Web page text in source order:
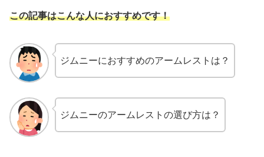
この記事はこんな人におすすめです！
ジムニーにおすすめのアームレストは？
ジムニーのアームレストの選び方は？